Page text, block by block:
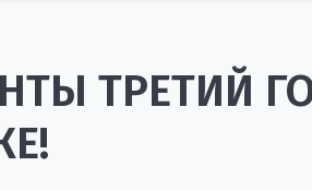
ТРЕТИЙ